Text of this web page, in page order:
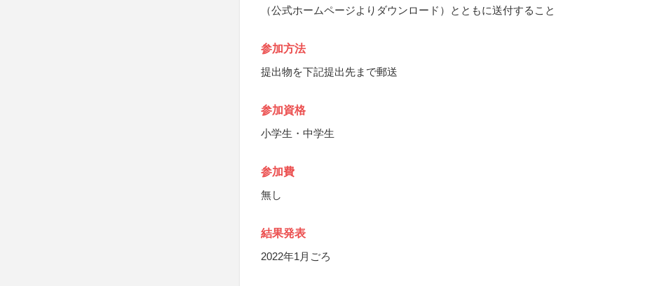
（公式ホームページよりダウンロード）とともに送付すること
参加方法
提出物を下記提出先まで郵送
参加資格
小学生・中学生
参加費
無し
結果発表
2022年1月ごろ